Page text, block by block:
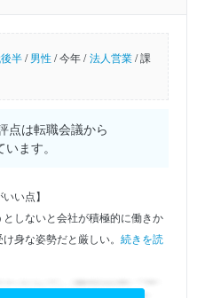
半/男性/今年 / 法人営業/課
点は転職会議から
ます。
い点】
しないと会社が積極的に働きか
身な姿勢だと厳しい。 続きを読